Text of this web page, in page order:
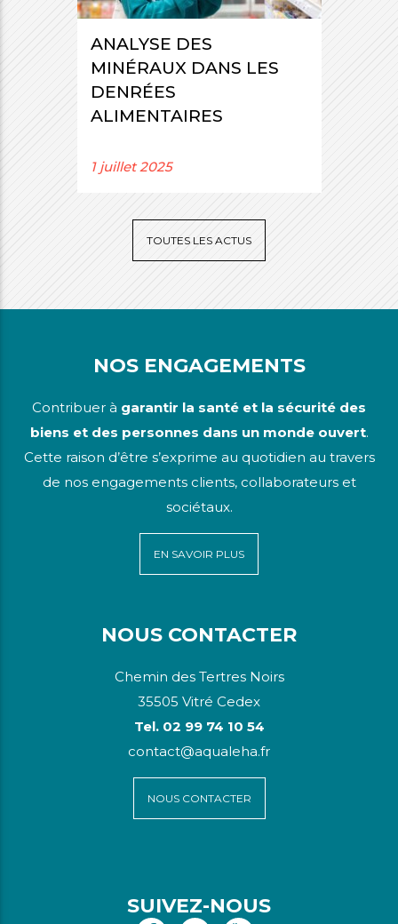
ANALYSE DES
MINÉRAUX DANS LES
DENRÉES
ALIMENTAIRES
1 juillet 2025
TOUTES LES ACTUS
NOS ENGAGEMENTS
Contribuer à garantir la santé et la sécurité des
biens et des personnes dans un monde ouvert.
Cette raison d’être s’exprime au quotidien au travers
de nos engagements clients, collaborateurs et
sociétaux.
EN SAVOIR PLUS
NOUS CONTACTER
Chemin des Tertres Noirs
35505 Vitré Cedex
Tel. 02 99 74 10 54
contact@aqualeha.fr
NOUS CONTACTER
SUIVEZ-NOUS